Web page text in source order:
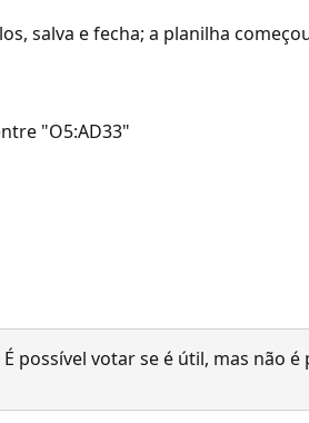
salva e fecha; a planilha
"O5:AD33"
possível votar se é útil, mas não